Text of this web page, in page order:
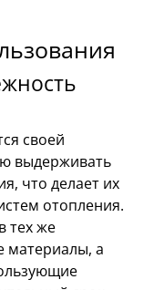
своей
выдерживать
что делает их
отопления.
тех же
материалы, а